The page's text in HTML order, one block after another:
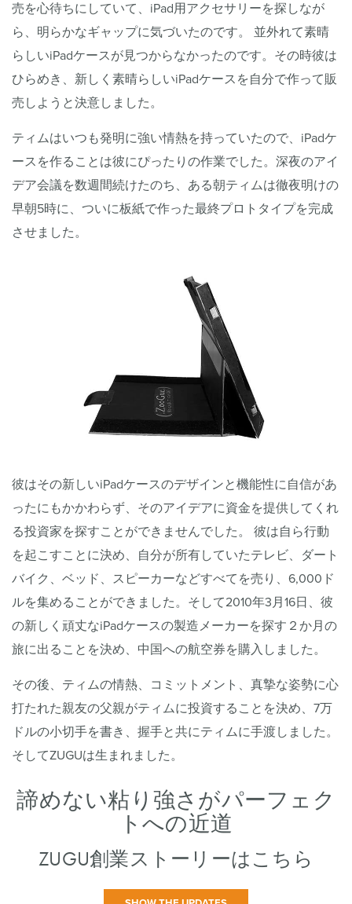
売を心待ちにしていて、iPad用アクセサリーを探しなが
ら、明らかなギャップに気づいたのです。 並外れて素晴
らしいiPadケースが見つからなかったのです。その時彼は
ひらめき、新しく素晴らしいiPadケースを自分で作って販
売しようと決意しました。
ティムはいつも発明に強い情熱を持っていたので、iPadケ
ースを作ることは彼にぴったりの作業でした。深夜のアイ
デア会議を数週間続けたのち、ある朝ティムは徹夜明けの
早朝5時に、ついに板紙で作った最終プロトタイプを完成
させました。
彼はその新しいiPadケースのデザインと機能性に自信があ
ったにもかかわらず、そのアイデアに資金を提供してくれ
る投資家を探すことができませんでした。 彼は自ら行動
を起こすことに決め、自分が所有していたテレビ、ダート
バイク、ベッド、スピーカーなどすべてを売り、6,000ド
ルを集めることができました。そして2010年3月16日、彼
の新しく頑丈なiPadケースの製造メーカーを探す２か月の
旅に出ることを決め、中国への航空券を購入しました。
その後、ティムの情熱、コミットメント、真摯な姿勢に心
打たれた親友の父親がティムに投資することを決め、7万
ドルの小切手を書き、握手と共にティムに手渡しました。
そしてZUGUは生まれました。
諦めない粘り強さがパーフェク
トへの近道
ZUGU創業ストーリーはこちら